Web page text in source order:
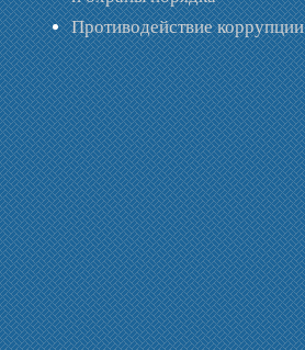
Противодействие коррупции